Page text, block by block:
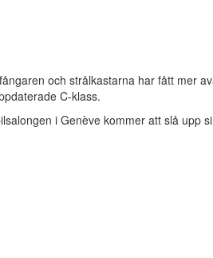
och strålkastarna har fått mer
C-klass.
i Genève kommer att slå upp